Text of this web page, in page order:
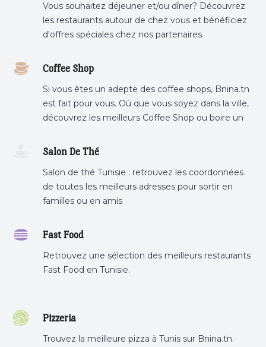
Vous souhaitez déjeuner et/ou dîner? Découvrez
les restaurants autour de chez vous et bénéficiez
d'offres spéciales chez nos partenaires.
Coffee Shop
Si vous êtes un adepte des coffee shops, Bnina.tn
est fait pour vous. Où que vous soyez dans la ville,
découvrez les meilleurs Coffee Shop ou boire un
Salon De Thé
Salon de thé Tunisie : retrouvez les coordonnées
de toutes les meilleurs adresses pour sortir en
familles ou en amis
Fast Food
Retrouvez une sélection des meilleurs restaurants
Fast Food en Tunisie.
Pizzeria
Trouvez la meilleure pizza à Tunis sur Bnina.tn.